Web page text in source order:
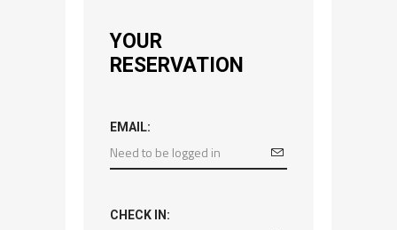
YOUR
RESERVATION
EMAIL:
CHECK IN: